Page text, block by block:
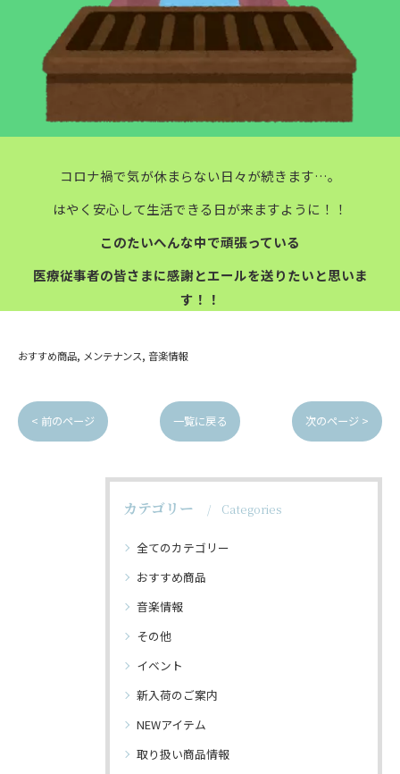
コロナ禍で気が休まらない日々が続きます…。
はやく安心して生活できる日が来ますように！！
このたいへんな中で頑張っている
医療従事者の皆さまに感謝とエールを送りたいと思いま
す！！
おすすめ商品 メンテナンス 音楽情報
< 前のページ 一覧に戻る 次のページ >
カテゴリー Categories
全てのカテゴリー
おすすめ商品
音楽情報
その他
イベント
新入荷のご案内
NEWアイテム
取り扱い商品情報